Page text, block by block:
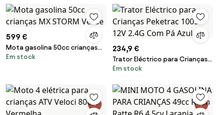
Rodas de EVA, Assento de
couro Preto
599 €
Mota gasolina 50cc crianças
MX STORM Verde
Em stock
234,9 €
Trator Eléctrico para Crianças
Peketrac 1005 12V 2.4G Com Pá
Em stock